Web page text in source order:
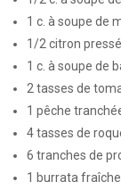
1 c. à soupe de
1/2 citron pressé
1 c. à soupe de
2 tasses de
1 pêche
4 tasses de
6 tranches de
1 burrata fraîche